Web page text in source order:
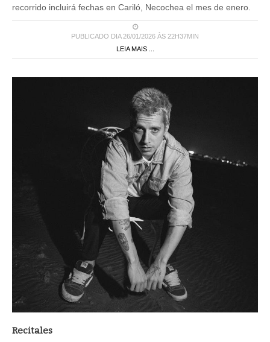
recorrido incluirá fechas en Cariló, Necochea el mes de enero.
PUBLICADO DIA 26/01/2026 ÀS 22H37MIN
LEIA MAIS ...
Recitales